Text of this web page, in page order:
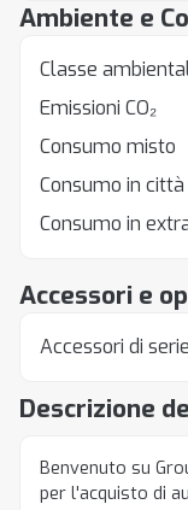
Descrizione
Benvenuto su
per l'acquisto di
Accessori e
Accessori di
Ambiente e
Classe
Emissioni CO₂
Consumo misto
Consumo in città
Consumo in